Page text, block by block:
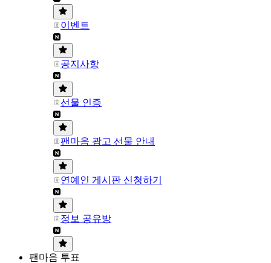
이벤트
공지사항
선물 인증
팬마음 광고 선물 안내
연예인 게시판 신청하기
정보 공유방
팬마음 투표